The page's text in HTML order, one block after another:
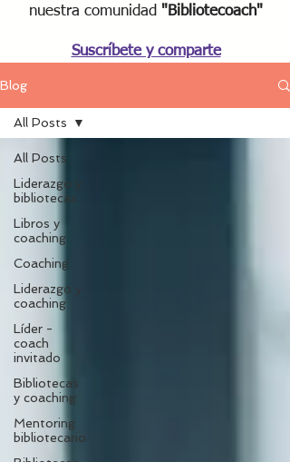
nuestra comunidad "Bibliotecoach"​
Suscríbete y comparte
Blog
All Posts
Liderazgo y
bibliotecas
Libros y
coaching
Coaching
Liderazgo y
coaching
Líder -
coach
invitado
Bibliotecas
y coaching
Mentoring
bibliotecario
All Posts